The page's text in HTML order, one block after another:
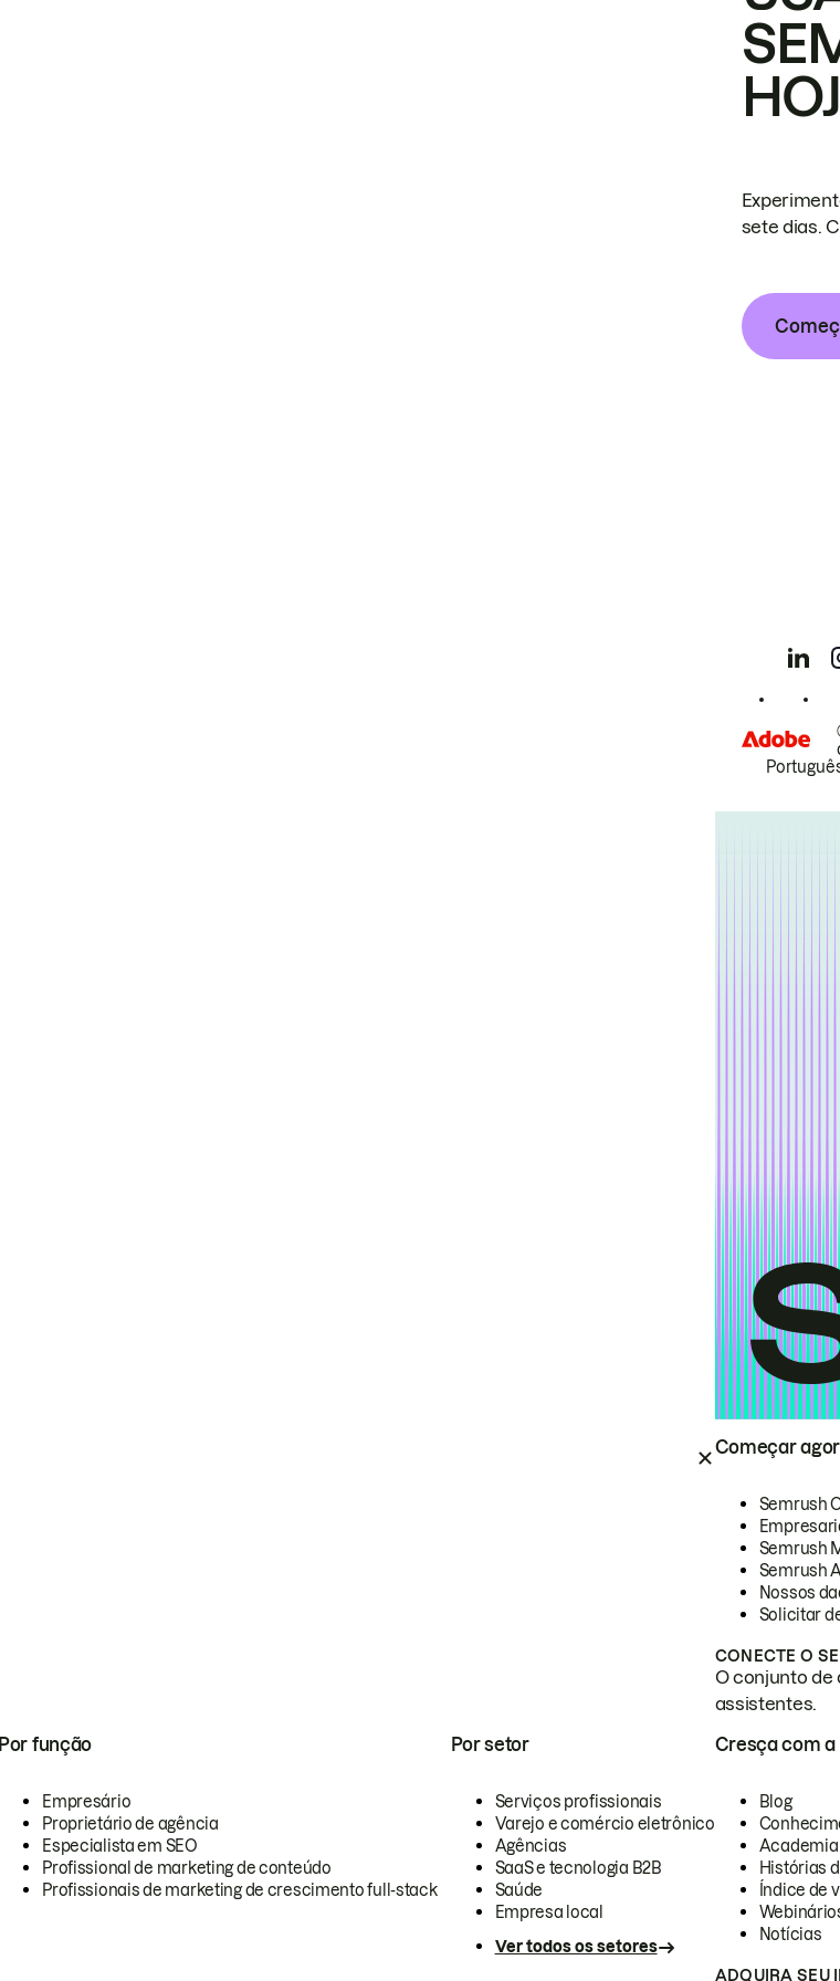
Começar
Semrush
Semrush
Semrush
Nossos
Solicitar
CONECTE O
O conjunto de
assistentes.
Por função
Empresário
Proprietário de agência
Especialista em SEO
Profissional de marketing de conteúdo
Profissionais de marketing de crescimento full-stack
Por setor
Serviços profissionais
Varejo e comércio eletrônico
Agências
SaaS e tecnologia B2B
Saúde
Empresa local
Ver todos os setores
Cresça com a
Blog
Academia
Histórias
Índice de
Notícias
ADQUIRA SEU
sete dias.